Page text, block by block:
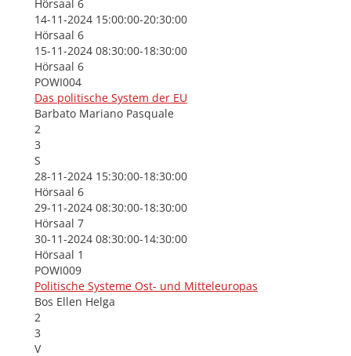
Hörsaal 6
14-11-2024 15:00:00-20:30:00
Hörsaal 6
15-11-2024 08:30:00-18:30:00
Hörsaal 6
POWI004
Das politische System der EU
Barbato Mariano Pasquale
2
3
S
28-11-2024 15:30:00-18:30:00
Hörsaal 6
29-11-2024 08:30:00-18:30:00
Hörsaal 7
30-11-2024 08:30:00-14:30:00
Hörsaal 1
POWI009
Politische Systeme Ost- und Mitteleuropas
Bos Ellen Helga
2
3
V